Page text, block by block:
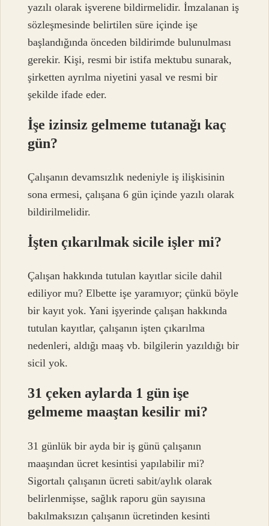
yazılı olarak işverene bildirmelidir. İmzalanan iş
sözleşmesinde belirtilen süre içinde işe
başlandığında önceden bildirimde bulunulması
gerekir. Kişi, resmi bir istifa mektubu sunarak,
şirketten ayrılma niyetini yasal ve resmi bir
şekilde ifade eder.
İşe izinsiz gelmeme tutanağı kaç
gün?
Çalışanın devamsızlık nedeniyle iş ilişkisinin
sona ermesi, çalışana 6 gün içinde yazılı olarak
bildirilmelidir.
İşten çıkarılmak sicile işler mi?
Çalışan hakkında tutulan kayıtlar sicile dahil
ediliyor mu? Elbette işe yaramıyor; çünkü böyle
bir kayıt yok. Yani işyerinde çalışan hakkında
tutulan kayıtlar, çalışanın işten çıkarılma
nedenleri, aldığı maaş vb. bilgilerin yazıldığı bir
sicil yok.
31 çeken aylarda 1 gün işe
gelmeme maaştan kesilir mi?
31 günlük bir ayda bir iş günü çalışanın
maaşından ücret kesintisi yapılabilir mi?
Sigortalı çalışanın ücreti sabit/aylık olarak
belirlenmişse, sağlık raporu gün sayısına
bakılmaksızın çalışanın ücretinden kesinti